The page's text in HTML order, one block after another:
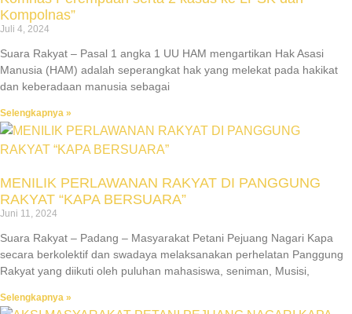
Kompolnas”
Juli 4, 2024
Suara Rakyat – Pasal 1 angka 1 UU HAM mengartikan Hak Asasi
Manusia (HAM) adalah seperangkat hak yang melekat pada hakikat
dan keberadaan manusia sebagai
Selengkapnya »
MENILIK PERLAWANAN RAKYAT DI PANGGUNG
RAKYAT “KAPA BERSUARA”
Juni 11, 2024
Suara Rakyat – Padang – Masyarakat Petani Pejuang Nagari Kapa
secara berkolektif dan swadaya melaksanakan perhelatan Panggung
Rakyat yang diikuti oleh puluhan mahasiswa, seniman, Musisi,
Selengkapnya »